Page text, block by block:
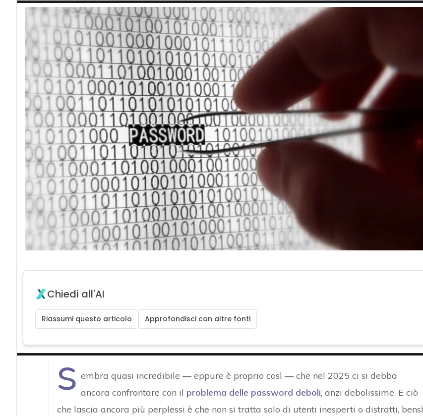
Chiedi all'AI
Riassumi questo articolo Approfondisci con altre fonti
S embra quasi incredibile — eppure è proprio così — che nel 2025 ci si debba
ancora confrontare con il problema delle password deboli, anzi debolissime. E ciò
che lascia ancora più perplessi è che non si tratta solo di utenti inesperti o distratti, bensì
C
credenziali di accesso